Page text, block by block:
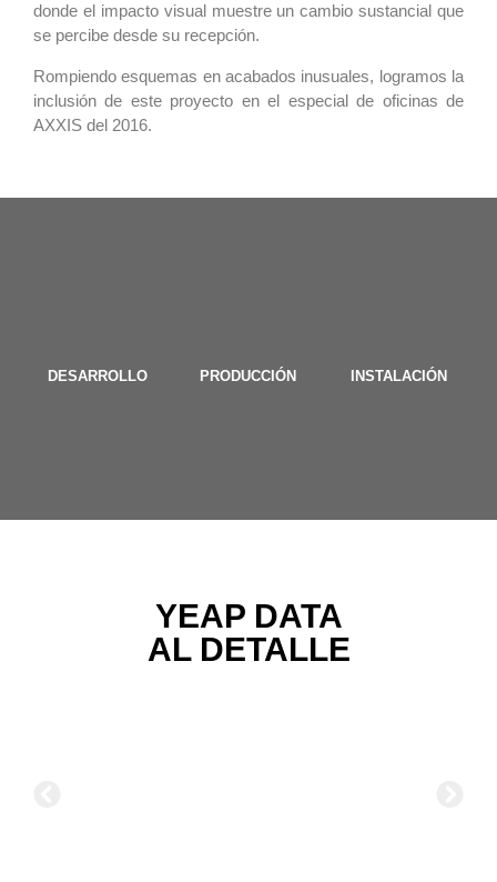
donde el impacto visual muestre un cambio sustancial que
se percibe desde su recepción.
Rompiendo esquemas en acabados inusuales, logramos la
inclusión de este proyecto en el especial de oficinas de
AXXIS del 2016.
DESARROLLO PRODUCCIÓN INSTALACIÓN
YEAP DATA
AL DETALLE